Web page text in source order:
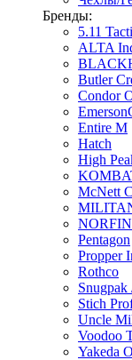
Бренды:
5.11
ALTA
Butler
Condor
Entire M
Hatch
High
McNett
NORFIN
Pentagon
Propper
Rothco
Stich
Uncle
Voodoo
Yakeda